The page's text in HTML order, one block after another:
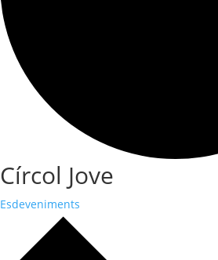
Círcol Jove
Esdeveniments